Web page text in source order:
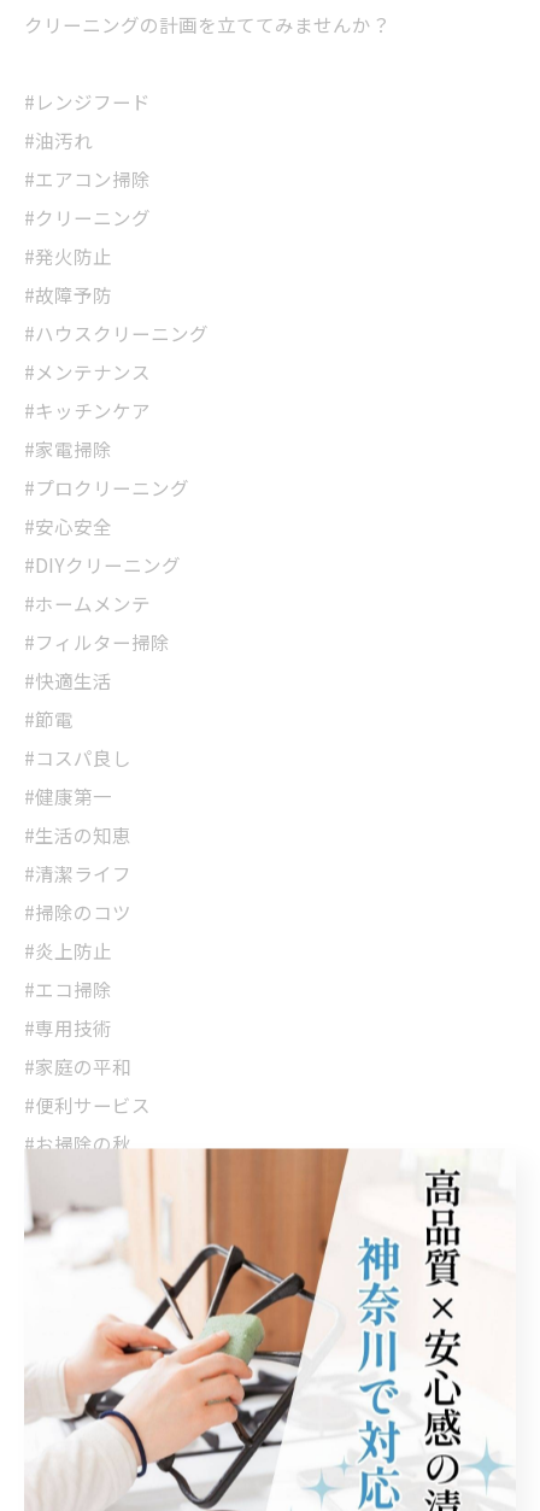
クリーニングの計画を立ててみませんか？
#レンジフード
#油汚れ
#エアコン掃除
#クリーニング
#発火防止
#故障予防
#ハウスクリーニング
#メンテナンス
#キッチンケア
#家電掃除
#プロクリーニング
#安心安全
#DIYクリーニング
#ホームメンテ
#フィルター掃除
#快適生活
#節電
#コスパ良し
#健康第一
#生活の知恵
#清潔ライフ
#掃除のコツ
#炎上防止
#エコ掃除
#専用技術
#家庭の平和
#便利サービス
#お掃除の秋
--------------------------------------------------------------------
優クリーンサービス
神奈川県平塚市中原
電話番号 : 090-6393-8339
神奈川でレンジフードの清掃